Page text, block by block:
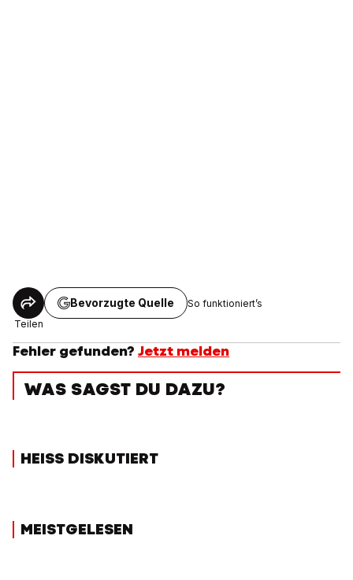
Teilen
Bevorzugte Quelle So funktioniert’s
Fehler gefunden? Jetzt melden
WAS SAGST DU DAZU?
HEISS DISKUTIERT
MEISTGELESEN